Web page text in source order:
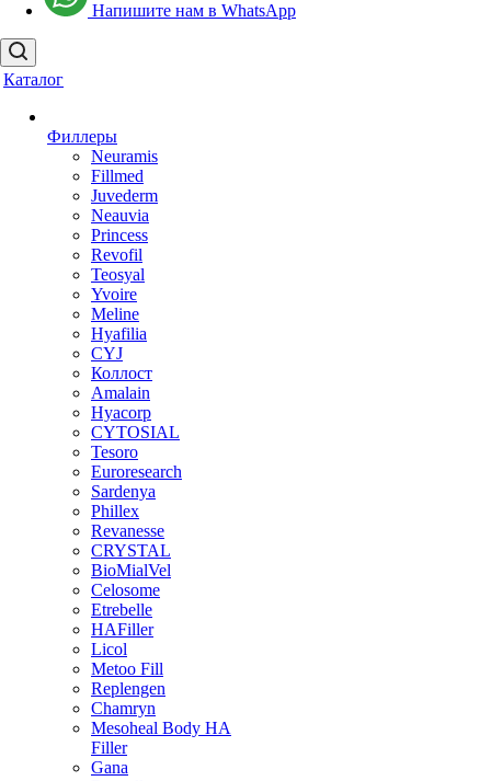
Напишите нам в WhatsApp
Каталог
Филлеры
Neuramis
Fillmed
Juvederm
Neauvia
Princess
Revofil
Teosyal
Yvoire
Meline
Hyafilia
CYJ
Коллост
Amalain
Hyacorp
CYTOSIAL
Tesoro
Euroresearch
Sardenya
Phillex
Revanesse
CRYSTAL
BioMialVel
Celosome
Etrebelle
HAFiller
Licol
Metoo Fill
Replengen
Chamryn
Mesoheal Body HA
Filler
Gana